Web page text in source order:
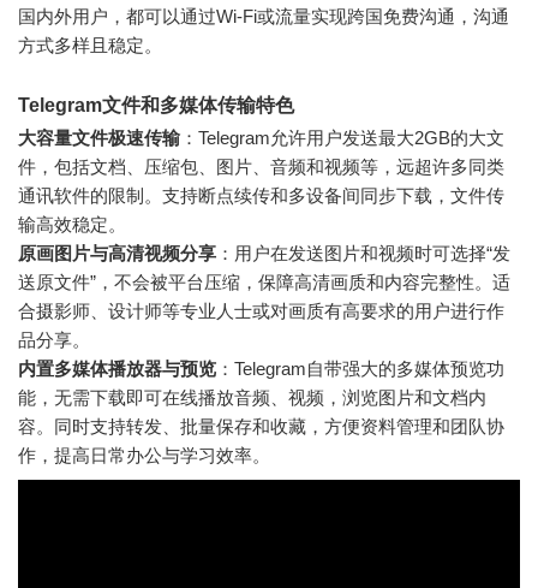
国内外用户，都可以通过Wi-Fi或流量实现跨国免费沟通，沟通
方式多样且稳定。
Telegram文件和多媒体传输特色
大容量文件极速传输 ：Telegram允许用户发送最大2GB的大文
件，包括文档、压缩包、图片、音频和视频等，远超许多同类
通讯软件的限制。支持断点续传和多设备间同步下载，文件传
输高效稳定。
原画图片与高清视频分享 ：用户在发送图片和视频时可选择“发
送原文件”，不会被平台压缩，保障高清画质和内容完整性。适
合摄影师、设计师等专业人士或对画质有高要求的用户进行作
品分享。
内置多媒体播放器与预览 ：Telegram自带强大的多媒体预览功
能，无需下载即可在线播放音频、视频，浏览图片和文档内
容。同时支持转发、批量保存和收藏，方便资料管理和团队协
作，提高日常办公与学习效率。